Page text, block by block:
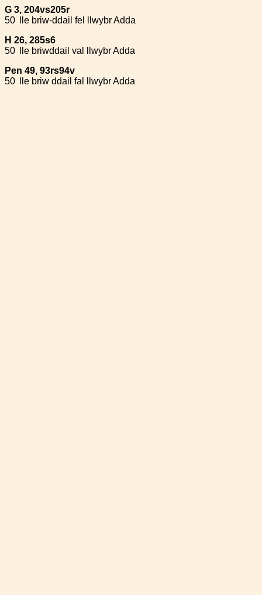
G 3, 204vs205r
50
lle briw-ddail fel llwybr Adda
H 26, 285s6
50
lle briwddail val llwybr Adda
Pen 49, 93rs94v
50
lle briw ddail fal llwybr Adda